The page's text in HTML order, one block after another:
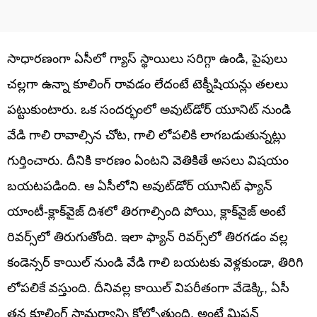
సాధారణంగా ఏసీలో గ్యాస్ స్థాయిలు సరిగ్గా ఉండి, పైపులు
చల్లగా ఉన్నా కూలింగ్ రావడం లేదంటే టెక్నీషియన్లు తలలు
పట్టుకుంటారు. ఒక సందర్భంలో అవుట్‌డోర్ యూనిట్ నుండి
వేడి గాలి రావాల్సిన చోట, గాలి లోపలికి లాగబడుతున్నట్లు
గుర్తించారు. దీనికి కారణం ఏంటని వెతికితే అసలు విషయం
బయటపడింది. ఆ ఏసీలోని అవుట్‌డోర్ యూనిట్ ఫ్యాన్
యాంటీ-క్లాక్‌వైజ్ దిశలో తిరగాల్సింది పోయి, క్లాక్‌వైజ్ అంటే
రివర్స్‌లో తిరుగుతోంది. ఇలా ఫ్యాన్ రివర్స్‌లో తిరగడం వల్ల
కండెన్సర్ కాయిల్ నుండి వేడి గాలి బయటకు వెళ్లకుండా, తిరిగి
లోపలికే వస్తుంది. దీనివల్ల కాయిల్ విపరీతంగా వేడెక్కి, ఏసీ
తన కూలింగ్ సామర్థ్యాన్ని కోల్పోతుంది. అంటే మిషన్